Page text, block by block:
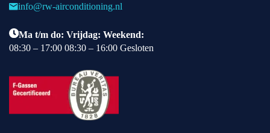
info@rw-airconditioning.nl
Ma t/m do: Vrijdag: Weekend:
08:30 – 17:00 08:30 – 16:00 Gesloten